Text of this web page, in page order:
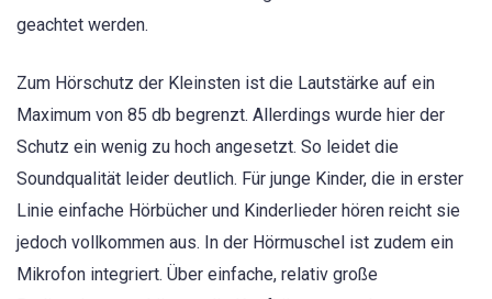
geachtet werden.
Zum Hörschutz der Kleinsten ist die Lautstärke auf ein
Maximum von 85 db begrenzt. Allerdings wurde hier der
Schutz ein wenig zu hoch angesetzt. So leidet die
Soundqualität leider deutlich. Für junge Kinder, die in erster
Linie einfache Hörbücher und Kinderlieder hören reicht sie
jedoch vollkommen aus. In der Hörmuschel ist zudem ein
Mikrofon integriert. Über einfache, relativ große